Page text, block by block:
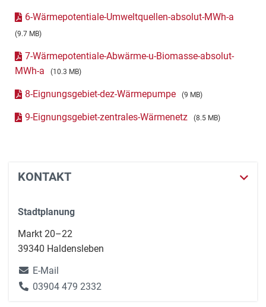
6-Wärmepotentiale-Umweltquellen-absolut-MWh-a
(9.7 MB)
7-Wärmepotentiale-Abwärme-u-Biomasse-absolut-
MWh-a
(10.3 MB)
8-Eignungsgebiet-dez-Wärmepumpe (9 MB)
9-Eignungsgebiet-zentrales-Wärmenetz (8.5 MB)
KONTAKT
Stadtplanung
Markt 20–22
39340 Haldensleben
E-Mail
03904 479 2332